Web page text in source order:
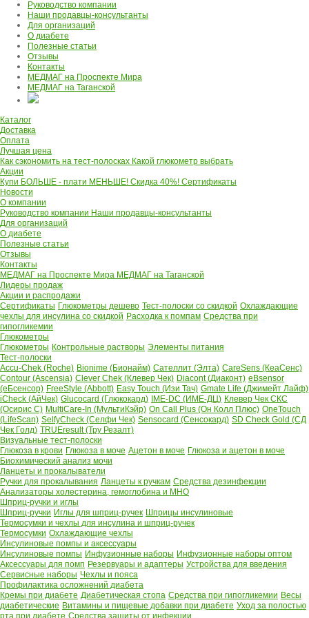
Руководство компании
Наши продавцы-консультанты
Для организаций
О диабете
Полезные статьи
Отзывы
Контакты
МЕДМАГ на Проспекте Мира
МЕДМАГ на Таганской
Каталог
Доставка
Оплата
Лучшая цена
Как сэкономить на тест-полосках Какой глюкометр выбрать
Акции
Купи БОЛЬШЕ - плати МЕНЬШЕ! Скидка 40%! Сертификаты
Новости
О компании
Руководство компании Наши продавцы-консультанты
Для организаций
О диабете
Полезные статьи
Отзывы
Контакты
МЕДМАГ на Проспекте Мира МЕДМАГ на Таганской
Лидеры продаж
Акции и распродажи
Сертификаты Глюкометры дешево Тест-полоски со скидкой Охлаждающие
чехлы для инсулина со скидкой Расходка к помпам Средства при
гипогликемии
Глюкометры
Глюкометры Контрольные растворы Элементы питания
Тест-полоски
Accu-Chek (Roche) Bionime (Бионайм) Сателлит (Элта) CareSens (КеаСенс)
Contour (Ascensia) Clever Chek (Клевер Чек) Diacont (Диаконт) eBsensor
(еБсенсор) FreeStyle (Abbott) Easy Touch (Изи Тач) Gmate Life (Джимейт Лайф)
iCheck (АйЧек) Glucocard (Глюкокард) IME-DC (ИМЕ-ДЦ) Клевер Чек СКС
(Осирис С) MultiCare-In (МультиКэйр) On Call Plus (Он Колл Плюс) OneTouch
(LifeScan) SelfyCheck (Селфи Чек) Sensocard (Сенсокард) SD Check Gold (СД
Чек Голд) TRUEresult (Тру Резалт)
Визуальные тест-полоски
Глюкоза в крови Глюкоза в моче Ацетон в моче Глюкоза и ацетон в моче
Биохимический анализ мочи
Ланцеты и прокалыватели
Ручки для прокалывания Ланцеты к ручкам Средства дезинфекции
Анализаторы холестерина, гемоглобина и МНО
Шприц-ручки и иглы
Шприц-ручки Иглы для шприц-ручек Шприцы инсулиновые
Термосумки и чехлы для инсулина и шприц-ручек
Термосумки Охлаждающие чехлы
Инсулиновые помпы и аксессуары
Инсулиновые помпы Инфузионные наборы Инфузионные наборы оптом
Аксессуары для помп Резервуары и адаптеры Устройства для введения
Сервисные наборы Чехлы и пояса
Профилактика осложнений диабета
Кремы при диабете Диабетическая стопа Средства при гипогликемии Весы
диабетические Витамины и пищевые добавки при диабете Уход за полостью
рта при диабете Средства защиты от инфекции